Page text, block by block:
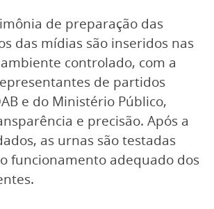
de preparação das
das mídias são inseridos nas
controlado, com a
de partidos
e do Ministério Público,
e precisão. Após a
as urnas são testadas
funcionamento adequado dos